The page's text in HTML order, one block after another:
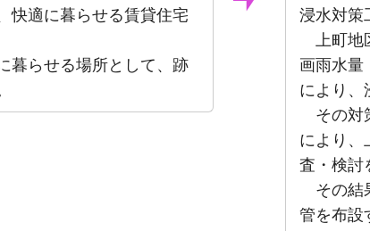
快適に暮らせる賃貸住宅
暮らせる場所として、跡
浸水対策
上町地
画雨水量
により、
その対
により、
査・検討
その結
管を布設